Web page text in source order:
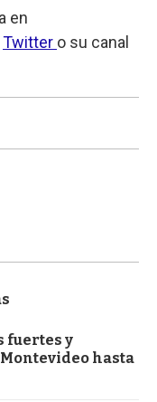
en
Twitter o su canal
fuertes y
hasta